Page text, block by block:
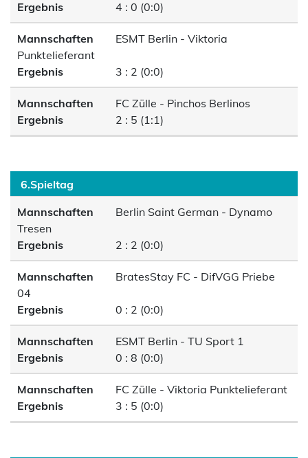
Ergebnis
4 : 0 (0:0)
Mannschaften
ESMT Berlin - Viktoria
Punktelieferant
Ergebnis
3 : 2 (0:0)
Mannschaften
FC Zülle - Pinchos Berlinos
Ergebnis
2 : 5 (1:1)
6.Spieltag
Mannschaften
Berlin Saint German - Dynamo
Tresen
Ergebnis
2 : 2 (0:0)
Mannschaften
BratesStay FC - DifVGG Priebe
04
Ergebnis
0 : 2 (0:0)
Mannschaften
ESMT Berlin - TU Sport 1
Ergebnis
0 : 8 (0:0)
Mannschaften
FC Zülle - Viktoria Punktelieferant
Ergebnis
3 : 5 (0:0)